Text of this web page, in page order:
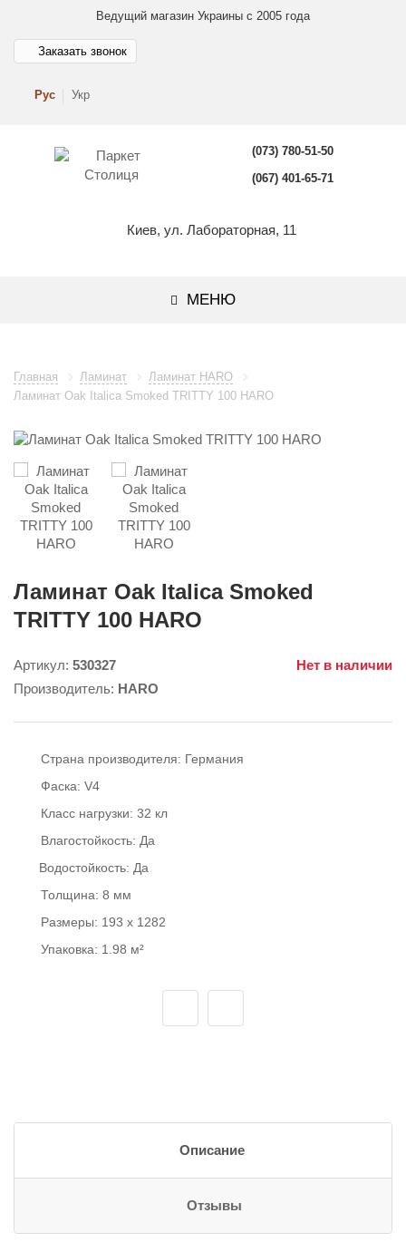
Ведущий магазин Украины с 2005 года
Рус Укр
Заказать звонок
(073) 780-51-50
(067) 401-65-71
Киев, ул. Лабораторная, 11
МЕНЮ
Главная Ламинат
Ламинат HARO
Ламинат Oak Italica Smoked TRITTY 100 HARO
Ламинат Oak Italica Smoked
TRITTY 100 HARO
Артикул: 530327
Нет в наличии
Производитель: HARO
Страна производителя: Германия
Фаска: V4
Класс нагрузки: 32 кл
Влагостойкость: Да
Водостойкость: Да
Толщина: 8 мм
Размеры: 193 x 1282
Упаковка: 1.98 м²
Описание
Отзывы